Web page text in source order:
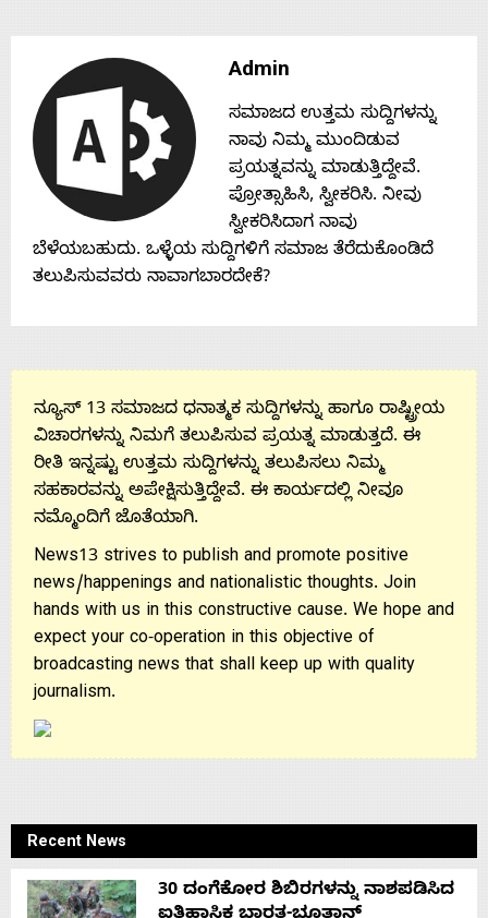
Us
Admin
ಸಮಾಜದ ಉತ್ತಮ ಸುದ್ದಿಗಳನ್ನು
ನಾವು ನಿಮ್ಮ ಮುಂದಿಡುವ
ಪ್ರಯತ್ನವನ್ನು ಮಾಡುತ್ತಿದ್ದೇವೆ.
ಪ್ರೋತ್ಸಾಹಿಸಿ, ಸ್ವೀಕರಿಸಿ. ನೀವು
ಸ್ವೀಕರಿಸಿದಾಗ ನಾವು
ಬೆಳೆಯಬಹುದು. ಒಳ್ಳೆಯ ಸುದ್ದಿಗಳಿಗೆ ಸಮಾಜ ತೆರೆದುಕೊಂಡಿದೆ
ತಲುಪಿಸುವವರು ನಾವಾಗಬಾರದೇಕೆ?
ನ್ಯೂಸ್ 13 ಸಮಾಜದ ಧನಾತ್ಮಕ ಸುದ್ದಿಗಳನ್ನು ಹಾಗೂ ರಾಷ್ಟ್ರೀಯ
ವಿಚಾರಗಳನ್ನು ನಿಮಗೆ ತಲುಪಿಸುವ ಪ್ರಯತ್ನ ಮಾಡುತ್ತದೆ. ಈ
ರೀತಿ ಇನ್ನಷ್ಟು ಉತ್ತಮ ಸುದ್ದಿಗಳನ್ನು ತಲುಪಿಸಲು ನಿಮ್ಮ
ಸಹಕಾರವನ್ನು ಅಪೇಕ್ಷಿಸುತ್ತಿದ್ದೇವೆ. ಈ ಕಾರ್ಯದಲ್ಲಿ ನೀವೂ
ನಮ್ಮೊಂದಿಗೆ ಜೊತೆಯಾಗಿ.
News13 strives to publish and promote positive
news/happenings and nationalistic thoughts. Join
hands with us in this constructive cause. We hope and
expect your co-operation in this objective of
broadcasting news that shall keep up with quality
journalism.
Recent News
30 ದಂಗೆಕೋರ ಶಿಬಿರಗಳನ್ನು ನಾಶಪಡಿಸಿದ